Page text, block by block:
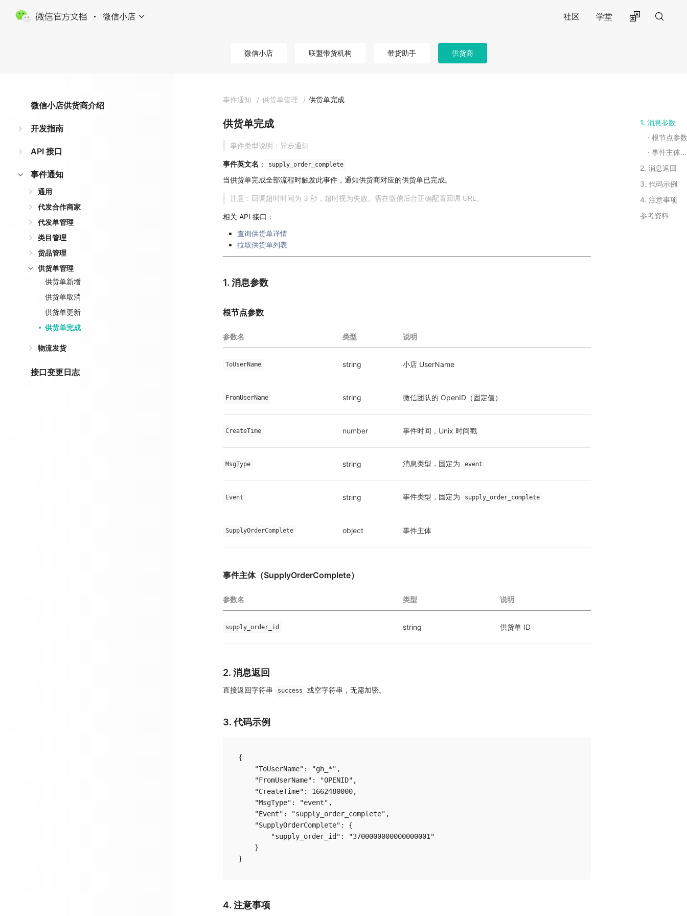
微信小店 社区 学堂
微信小店 联盟带货机构 带货助手 供货商
微信小店供货商介绍
开发指南
API 接口
事件通知
通用
代发合作商家
代发单管理
类目管理
货品管理
供货单管理
供货单新增
供货单取消
供货单更新
供货单完成
物流发货
接口变更日志
事件通知 / 供货单管理 / 供货单完成
供货单完成
事件类型说明：异步通知
事件英文名 ： supply_order_complete
当供货单完成全部流程时触发此事件，通知供货商对应的供货单已完成。
注意：回调超时时间为 3 秒，超时视为失败。需在微信后台正确配置回调 URL。
相关 API 接口：
查询供货单详情
拉取供货单列表
1. 消息参数
根节点参数
参数名 类型 说明
ToUserName string 小店 UserName
FromUserName string 微信团队的 OpenID（固定值）
CreateTime number 事件时间，Unix 时间戳
MsgType string 消息类型，固定为 event
Event string 事件类型，固定为 supply_order_complete
SupplyOrderComplete object 事件主体
事件主体（SupplyOrderComplete）
参数名 类型 说明
supply_order_id string 供货单 ID
2. 消息返回
直接返回字符串 success 或空字符串，无需加密。
3. 代码示例
{
    "ToUserName": "gh_*",
    "FromUserName": "OPENID",
    "CreateTime": 1662480000,
    "MsgType": "event",
    "Event": "supply_order_complete",
    "SupplyOrderComplete": {
        "supply_order_id": "3700000000000000001"
    }
4. 注意事项
1. 消息参数
根节点参数
事件主体（SupplyOrderComplete）
2. 消息返回
3. 代码示例
4. 注意事项
参考资料